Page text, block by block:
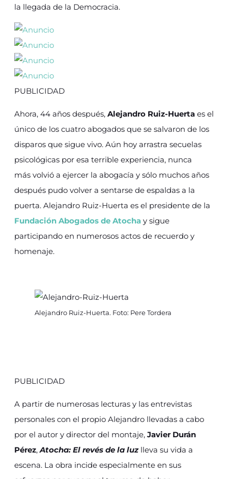
la llegada de la Democracia.
PUBLICIDAD
Ahora, 44 años después, Alejandro Ruiz-Huerta es el
único de los cuatro abogados que se salvaron de los
disparos que sigue vivo. Aún hoy arrastra secuelas
psicológicas por esa terrible experiencia, nunca
más volvió a ejercer la abogacía y sólo muchos años
después pudo volver a sentarse de espaldas a la
puerta. Alejandro Ruiz-Huerta es el presidente de la
Fundación Abogados de Atocha y sigue
participando en numerosos actos de recuerdo y
homenaje.
Alejandro Ruiz-Huerta. Foto: Pere Tordera
PUBLICIDAD
A partir de numerosas lecturas y las entrevistas
personales con el propio Alejandro llevadas a cabo
por el autor y director del montaje, Javier Durán
Pérez,Atocha: El revés de la luzlleva su vida a
escena. La obra incide especialmente en sus